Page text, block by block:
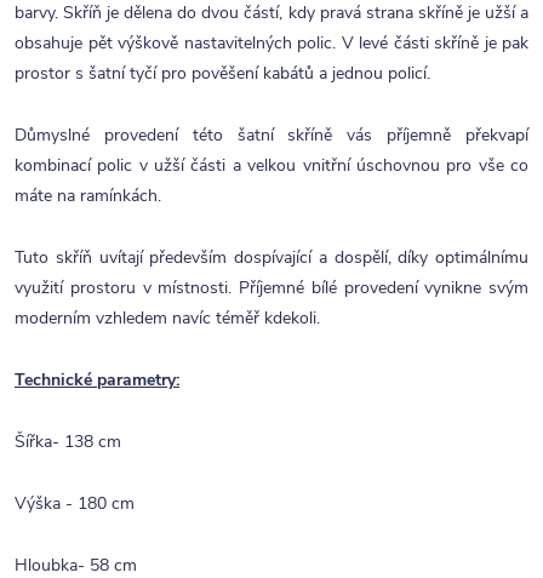
barvy. Skříň je dělena do dvou částí, kdy pravá strana skříně je užší a
obsahuje pět výškově nastavitelných polic. V levé části skříně je pak
prostor s šatní tyčí pro pověšení kabátů a jednou policí.
Důmyslné provedení této šatní skříně vás příjemně překvapí
kombinací polic v užší části a velkou vnitřní úschovnou pro vše co
máte na ramínkách.
Tuto skříň uvítají především dospívající a dospělí, díky optimálnímu
využití prostoru v místnosti. Příjemné bílé provedení vynikne svým
moderním vzhledem navíc téměř kdekoli.
Technické parametry:
Šířka- 138 cm
Výška - 180 cm
Hloubka- 58 cm